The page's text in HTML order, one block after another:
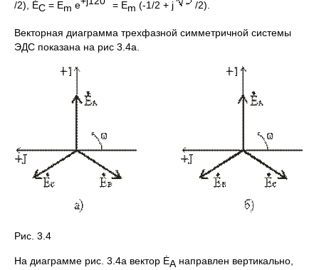
/2), ĖC = Em e = Em (-1/2 + j /2).
Векторная диаграмма трехфазной симметричной системы
ЭДС показана на рис 3.4а.
Рис. 3.4
На диаграмме рис. 3.4а вектор ĖA направлен вертикально,